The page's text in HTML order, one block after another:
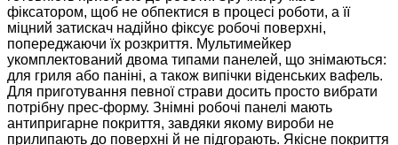
фіксатором, щоб не обпектися в процесі роботи, а її
міцний затискач надійно фіксує робочі поверхні,
попереджаючи їх розкриття. Мультимейкер
укомплектований двома типами панелей, що знімаються:
для гриля або паніні, а також випічки віденських вафель.
Для приготування певної страви досить просто вибрати
потрібну прес-форму. Знімні робочі панелі мають
антипригарне покриття, завдяки якому вироби не
прилипають до поверхні й не підгорають. Якісне покриття